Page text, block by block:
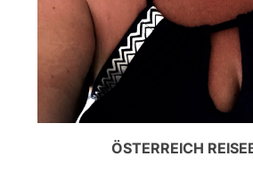
ÖSTERREICH